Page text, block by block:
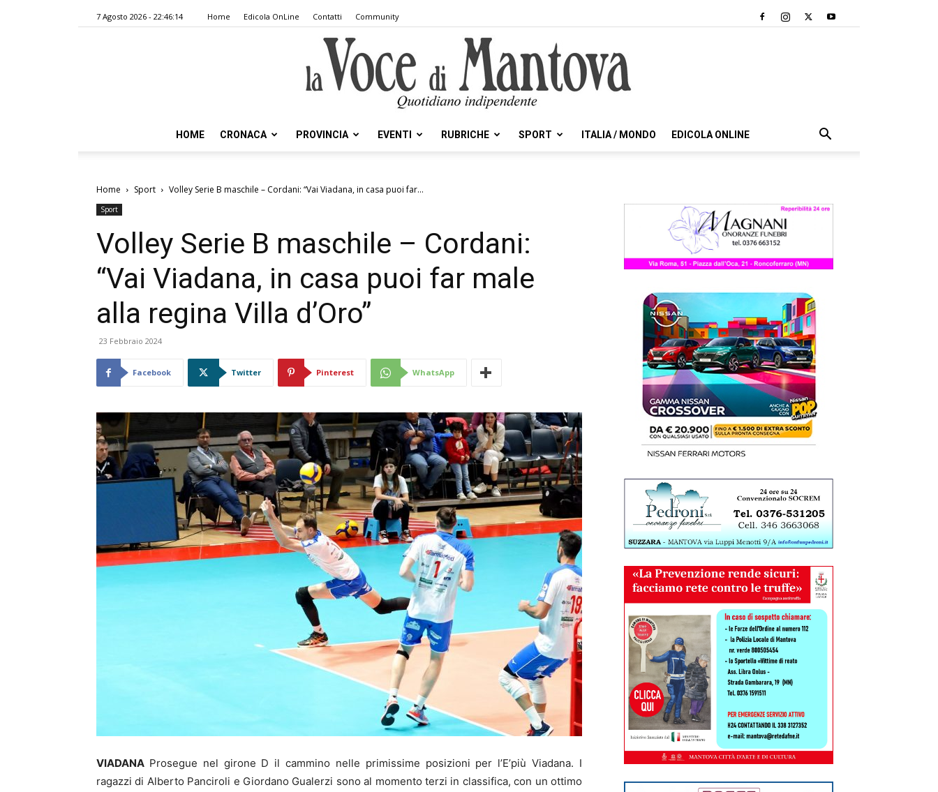
7 Agosto 2026 - 22:46:14 Home Edicola OnLine Contatti Community
Voce
Mantova
HOME CRONACA PROVINCIA EVENTI RUBRICHE SPORT ITALIA / MONDO EDICOLA ONLINE
Home Sport Volley Serie B maschile – Cordani: “Vai Viadana, in casa puoi far...
Sport
Volley Serie B maschile – Cordani:
“Vai Viadana, in casa puoi far male
alla regina Villa d’Oro”
23 Febbraio 2024
Facebook Twitter Pinterest WhatsApp
VIADANA Prosegue nel girone D il cammino nelle primissime posizioni per l’E’più Viadana. I
ragazzi di Alberto Panciroli e Giordano Gualerzi sono al momento terzi in classifica, con un ottimo